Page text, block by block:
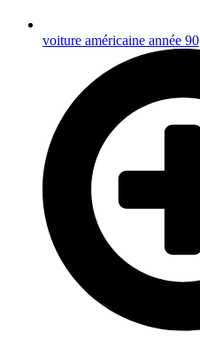
voiture américaine année 90